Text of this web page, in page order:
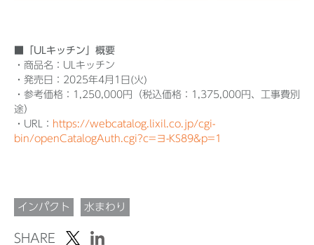
■「ULキッチン」概要
・商品名：ULキッチン
・発売日：2025年4月1日(火)
・参考価格：1,250,000円（税込価格：1,375,000円、工事費別
途）
・URL： https://webcatalog.lixil.co.jp/cgi-
bin/openCatalogAuth.cgi?c=ヨ-KS89&p=1
インパクト 水まわり
SHARE